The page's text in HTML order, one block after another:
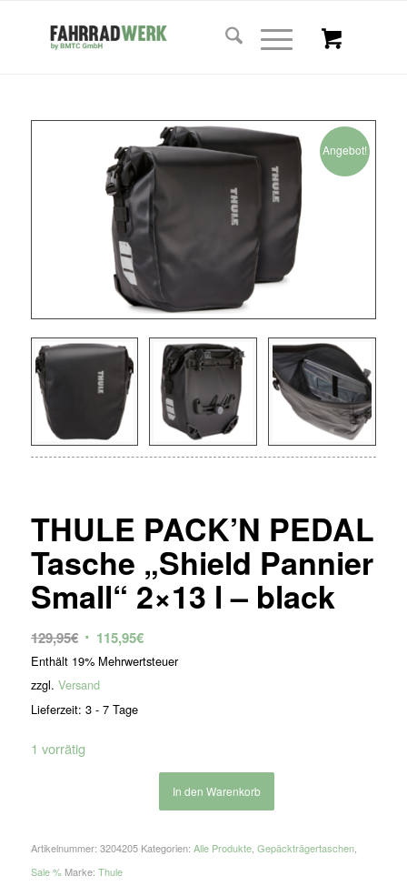
Angebot!
THULE PACK’N PEDAL
Tasche „Shield Pannier
Small“ 2×13 l – black
129,95€ Ursprünglicher
Preis
war:
129,95€
115,95€Aktueller
Preis
Enthält 19% Mehrwertsteuer
zzgl. Versand
Lieferzeit: 3 - 7 Tage
1 vorrätig
In den Warenkorb
Artikelnummer: 3204205 Kategorien: Alle Produkte, Gepäckträgertaschen,
Sale % Marke: Thule